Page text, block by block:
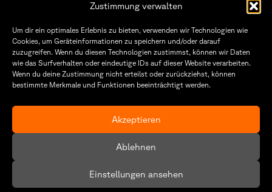
Zustimmung verwalten
Um dir ein optimales Erlebnis zu bieten, verwenden wir Technologien wie
Cookies, um Geräteinformationen zu speichern und/oder darauf
zuzugreifen. Wenn du diesen Technologien zustimmst, können wir Daten
wie das Surfverhalten oder eindeutige IDs auf dieser Website verarbeiten.
Wenn du deine Zustimmung nicht erteilst oder zurückziehst, können
bestimmte Merkmale und Funktionen beeinträchtigt werden.
Akzeptieren
Ablehnen
Einstellungen ansehen
THWS | Fakultät Gestaltung Würzburg
Technische Hochschule
Würzburg-Schweinfurt
Sanderheinrichsleitenweg 20
tel: +49 931 35 11 93 02
Öffnungszeiten Dekanat
Montag – Freitag
8:30 – 12:00
8:30 – 15:30
Datenschutzerklärung